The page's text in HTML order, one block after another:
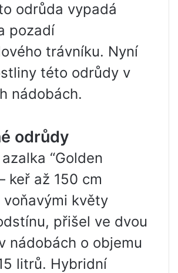
odrůda vypadá
pozadí
trávníku. Nyní
této odrůdy v
nádobách.
odrůdy
“Golden
keř až 150 cm
voňavými květy
přišel ve dvou
nádobách o objemu
litrů. Hybridní